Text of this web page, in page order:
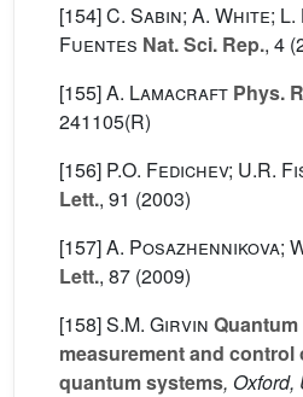
[154]C. Sabin; A. White;
Fuentes Nat. Sci. Rep., 4
[155]A. Lamacraft Phys.
241105(R)
[156] P.O. Fedichev; U.R.
Lett., 91 (2003)
[157]A. Posazhennikova;
Lett., 87 (2009)
[158]S.M. Girvin
measurement and control
quantum systems, Oxford,